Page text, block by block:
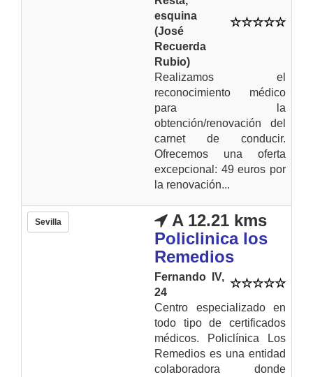
esquina
(José
Recuerda
Rubio)
Realizamos el
reconocimiento médico
para la
obtención/renovación del
carnet de conducir.
Ofrecemos una oferta
excepcional: 49 euros por
la renovación...
Sevilla
A 12.21 kms
Policlinica los
Remedios
Fernando IV,
24
Centro especializado en
todo tipo de certificados
médicos. Policlínica Los
Remedios es una entidad
colaboradora donde